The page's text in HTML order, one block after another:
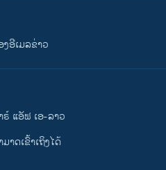
ງອີເມລຂ່າວ
ຣ໌ ແອັຟ ເອ-ລາວ
ມາດເຂົ້າເຖິງໄດ້